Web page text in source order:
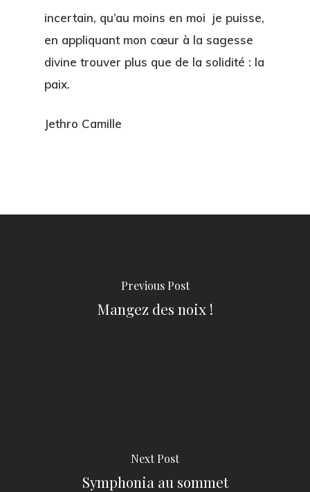
incertain, qu’au moins en moi je puisse,
en appliquant mon cœur à la sagesse
divine trouver plus que de la solidité : la
paix.
Jethro Camille
Previous Post
Mangez des noix !
Next Post
Symphonia au sommet